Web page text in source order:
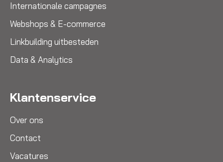
Internationale campagnes
Webshops & E-commerce
Linkbuilding uitbesteden
Data & Analytics
Klantenservice
Over ons
Contact
Vacatures